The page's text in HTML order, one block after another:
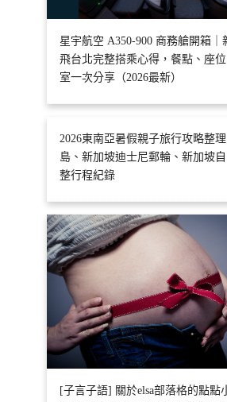
星宇航空 A350-900 商務艙開箱｜
飛台北完整搭乘心得，餐點、座
室一次分享（2026最新）
2026東南亞暑假親子旅行攻略整
島、新加坡迪士尼郵輪、新加坡
整行程紀錄
[子言子語] 關於elsa部落格的點點